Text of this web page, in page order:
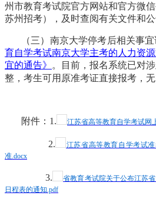
州市教育考试院官方网站和官方微
苏州招考），及时查阅有关文件和公
（三）南京大学停考后相关事
育自学考试南京大学主考的人力资
宜的通告》
。目前，报名系统已对
整，考生可用原准考证直接报考，无
附件： 1. 江苏省高等教育自学考试网
2.
江苏省高等教育自学考试
准.docx
3. 省教育考试院关于公布江苏
日程表的通知.pdf